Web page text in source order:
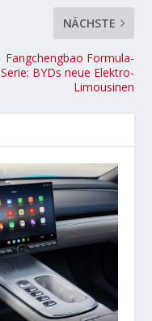
NÄCHSTE
Fangchengbao Formula-
Serie: BYDs neue Elektro-
Limousinen